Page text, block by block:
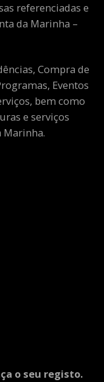
referenciadas e
da Marinha –
Compra de
Eventos
bem como
e serviços
Marinha.
o seu registo.